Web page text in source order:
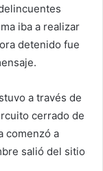
iba a realizar
detenido fue
a través de
cerrado de
comenzó a
salió del sitio